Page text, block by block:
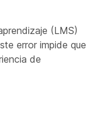
(LMS)
error impide que
de